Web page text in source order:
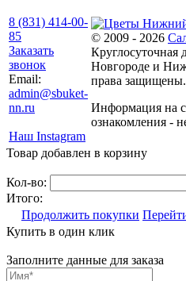
8 (831) 414-00-
85
Заказать
звонок
Email:
admin@sbuket-
nn.ru
Наш Instagram
© 2009 - 2026
Круглосуточная
Новгороде и
права защищены.
Информация на
ознакомления -
Товар добавлен в корзину
Кол-во:
Итого:
Продолжить покупки
Купить в один клик
Заполните данные для заказа